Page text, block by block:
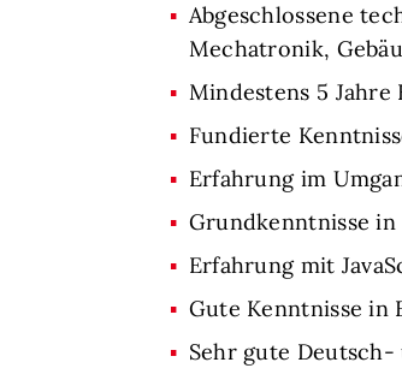
Abgeschlossene
Mechatronik,
Mindestens 5
Fundierte
Erfahrung im
Grundkenntnisse
Erfahrung mit
Gute Kenntnisse in
Sehr gute